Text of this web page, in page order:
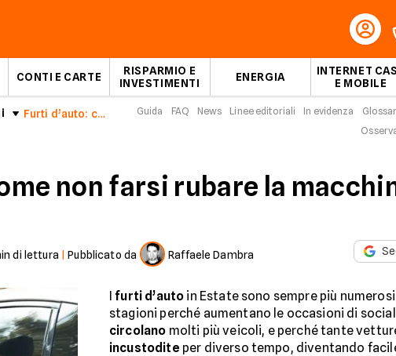
CONTI E CARTE
RISPARMIO E
INVESTIMENTI
ENERGIA
INTERNET
E MOBILE
Furti d’auto: come non farsi rubare la macchina Guida FAQ News Linee editoriali In evidenza
non farsi rubare la
di lettura |Pubblicato da Raffaele Dambra
Ifurti d’auto in Estate sono sempre più
stagioni perché aumentano le occasioni di
circolano molti più veicoli, e perché tante
incustodite per diverso tempo, diventando